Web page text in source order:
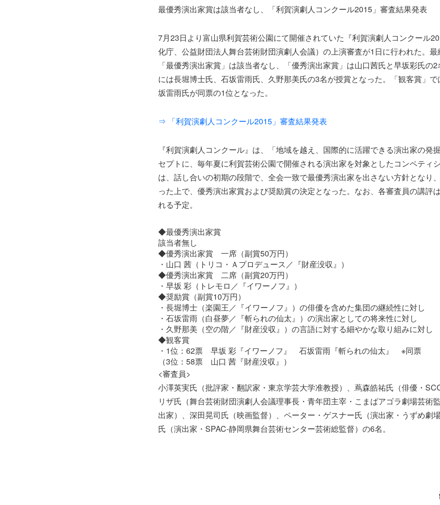
最優秀演出家賞は該当者なし、「利賀演劇人コンクール2015」審査結果発表
7月23日より富山県利賀芸術公園にて開催されていた『利賀演劇人コンクール
化庁、公益財団法人舞台芸術財団演劇人会議）の上演審査が1日に行われた。
「最優秀演出家賞」は該当者なし、「優秀演出家賞」は山口茜氏と早坂彩氏の
には長堀博士氏、石坂雷雨氏、久野那美氏の3名が授賞となった。「観客賞」
坂雷雨氏が同票の1位となった。
⇒ 「利賀演劇人コンクール2015」審査結果発表
『利賀演劇人コンクール』は、「地域を越え、国際的に活躍できる演出家の発
セプトに、毎年夏に利賀芸術公園で開催される演出家を対象としたコンペティ
は、話し合いの初期の段階で、全会一致で最優秀演出家を出さない方針となり
った上で、優秀演出家賞および奨励賞の決定となった。なお、各審査員の講評
れる予定。
◆最優秀演出家賞
該当者無し
◆優秀演出家賞 一席（副賞50万円）
・山口 茜（トリコ・Ａプロデュース／『財産没収』）
◆優秀演出家賞 二席（副賞20万円）
・早坂 彩（トレモロ／『イワーノフ』）
◆奨励賞（副賞10万円）
・長堀博士（楽園王／『イワーノフ』）の俳優を含めた集団の継続性に対し
・石坂雷雨（白昼夢／『斬られの仙太』）の演出家としての将来性に対し
・久野那美（空の階／『財産没収』）の言語に対する細やかな取り組みに対し
◆観客賞
・1位：62票 早坂 彩『イワーノフ』 石坂雷雨『斬られの仙太』 ※同票
（3位：58票 山口 茜『財産没収』）
<審査員>
小澤英実氏（批評家・翻訳家・東京学芸大学准教授）、蔦森皓祐氏（俳優・
リザ氏（舞台芸術財団演劇人会議理事長・青年団主宰・こまばアゴラ劇場芸術
出家）、深田晃司氏（映画監督）、ペーター・ゲスナー氏（演出家・うずめ劇
氏（演出家・SPAC-静岡県舞台芸術センター芸術総監督）の6名。